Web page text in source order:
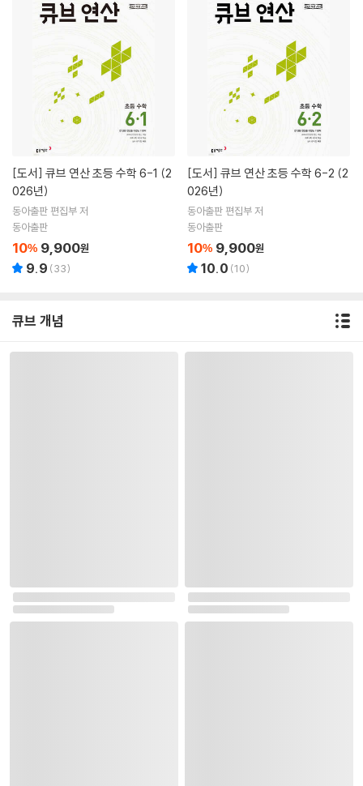
[도서]
026년)
동아출판 편집부 저
동아출판
10% 9,900원
9.9 (33)
[도서]
026년)
동아출판 편집부 저
동아출판
10% 9,900원
10.0 (10)
큐브 개념